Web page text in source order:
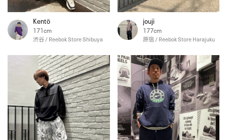
Kentö
171cm
渋谷 / Reebok Store Shibuya
jouji
177cm
原宿 / Reebok Store Harajuku